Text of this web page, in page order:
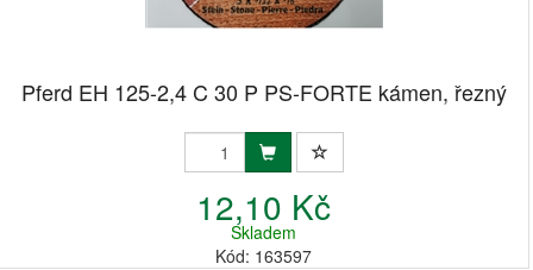
Pferd EH 125-2,4 C 30 P PS-FORTE kámen, řezný
12,10 Kč
Skladem
Kód: 163597